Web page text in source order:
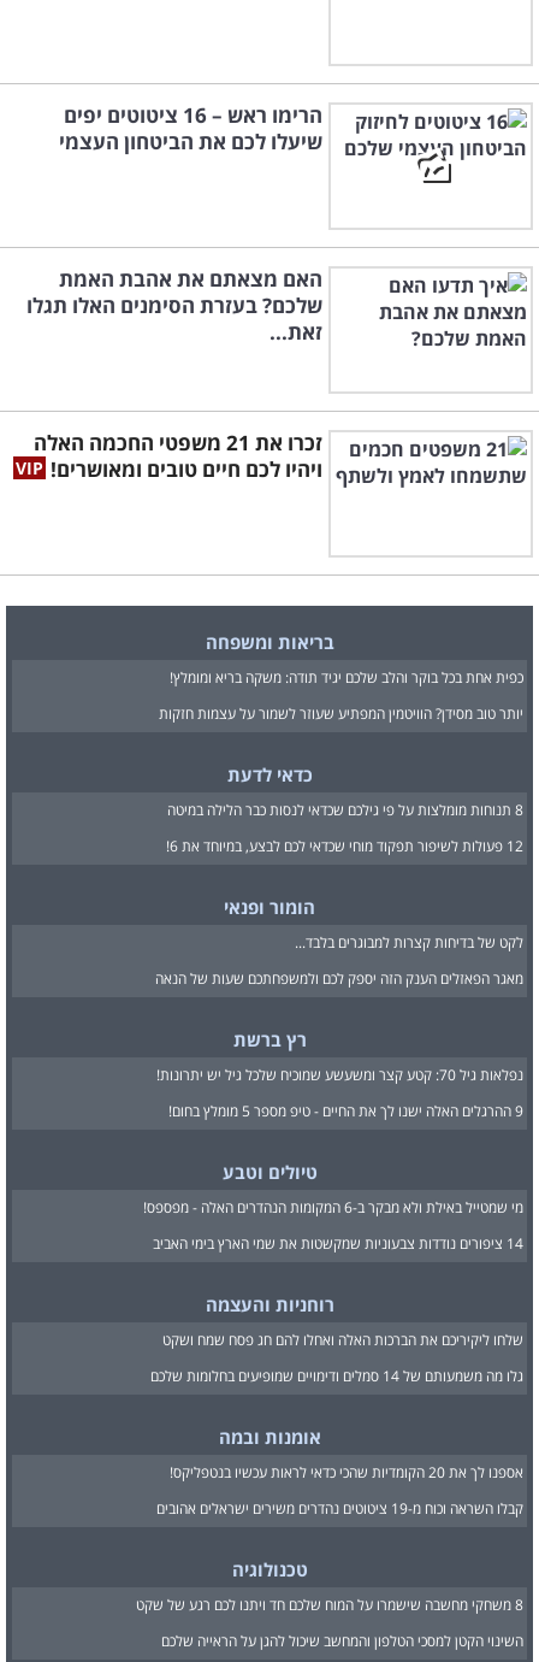
הרימו ראש – 16 ציטוטים יפים
שיעלו לכם את הביטחון העצמי
האם מצאתם את אהבת האמת
שלכם? בעזרת הסימנים האלו תגלו
זאת...
זכרו את 21 משפטי החכמה האלה
ויהיו לכם חיים טובים ומאושרים!
בריאות ומשפחה
כפית אחת בכל בוקר והלב שלכם יגיד תודה: משקה בריא ומומלץ!
יותר טוב מסידן? הוויטמין המפתיע שעוזר לשמור על עצמות חזקות
כדאי לדעת
8 תנוחות מומלצות על פי גילכם שכדאי לנסות כבר הלילה במיטה
12 פעולות לשיפור תפקוד מוחי שכדאי לכם לבצע, במיוחד את 6!
הומור ופנאי
לקט של בדיחות קצרות למבוגרים בלבד...
מאגר הפאזלים הענק הזה יספק לכם ולמשפחתכם שעות של הנאה
רץ ברשת
נפלאות גיל 70: קטע קצר ומשעשע שמוכיח שלכל גיל יש יתרונות!
9 ההרגלים האלה ישנו לך את החיים - טיפ מספר 5 מומלץ בחום!
טיולים וטבע
מי שמטייל באילת ולא מבקר ב-6 המקומות הנהדרים האלה - מפספס!
14 ציפורים נודדות צבעוניות שמקשטות את שמי הארץ בימי האביב
רוחניות והעצמה
שלחו ליקיריכם את הברכות האלה ואחלו להם חג פסח שמח ושקט
גלו מה משמעותם של 14 סמלים ודימויים שמופיעים בחלומות שלכם
אומנות ובמה
אספנו לך את 20 הקומדיות שהכי כדאי לראות עכשיו בנטפליקס!
קבלו השראה וכוח מ-19 ציטוטים נהדרים משירים ישראלים אהובים
טכנולוגיה
8 משחקי מחשבה שישמרו על המוח שלכם חד ויתנו לכם רגע של שקט
השינוי הקטן למסכי הטלפון והמחשב שיכול להגן על הראייה שלכם